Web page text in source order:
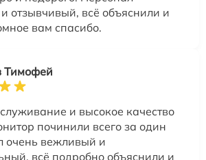
отзывчивый, всё объяснили и
вам спасибо.
Тимофей
и высокое качество
починили всего за один
очень вежливый и
всё подробно объяснили и